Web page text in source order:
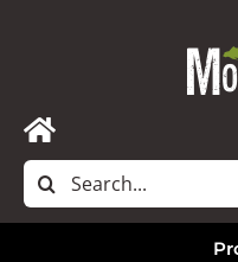
Toggle
Navigation
Accueil
Rechercher: